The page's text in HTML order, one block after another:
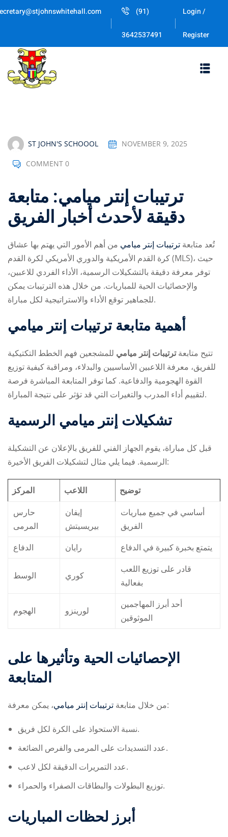
Skip
(91)
3642537491
Login /
Register
ST JOHN'S SCHOOOL NOVEMBER 9, 2025
COMMENT 0
ترتيبات إنتر ميامي: متابعة
دقيقة لأحدث أخبار الفريق
تُعد متابعة ترتيبات إنتر ميامي من أهم الأمور التي يهتم بها عشاق
كرة القدم الأمريكية والدوري الأمريكي لكرة القدم (MLS)، حيث
توفر معرفة دقيقة بالتشكيلات الرسمية، الأداء الفردي للاعبين،
والإحصائيات الحية للمباريات. من خلال هذه الترتيبات يمكن
للجماهير توقع الأداء والاستراتيجية لكل مباراة.
أهمية متابعة ترتيبات إنتر ميامي
تتيح متابعةترتيبات إنتر ميامي للمشجعين فهم الخطط التكتيكية
للفريق، معرفة اللاعبين الأساسيين والبدلاء، ومراقبة كيفية توزيع
القوة الهجومية والدفاعية. كما توفر المتابعة المباشرة فرصة
لتقييم أداء المدرب والتغيرات التي قد تؤثر على نتيجة المباراة.
تشكيلات إنتر ميامي الرسمية
قبل كل مباراة، يقوم الجهاز الفني للفريق بالإعلان عن التشكيلة
الرسمية. فيما يلي مثال لتشكيلات الفريق الأخيرة:
المركز اللاعب
توضيح
حارس
المرمى
إيفان
بيريسيتش
أساسي في جميع مباريات
الفريق
الدفاع
رايان يتمتع بخبرة كبيرة في الدفاع
الوسط كوري
قادر على توزيع اللعب
بفعالية
الهجوم لورينزو
أحد أبرز المهاجمين
الموثوقين
الإحصائيات الحية وتأثيرها على
المتابعة
من خلال متابعة ترتيبات إنتر ميامي ، يمكن معرفة:
نسبة الاستحواذ على الكرة لكل فريق.
عدد التسديدات على المرمى والفرص الضائعة.
عدد التمريرات الدقيقة لكل لاعب.
توزيع البطولات والبطاقات الصفراء والحمراء.
أبرز لحظات المباريات